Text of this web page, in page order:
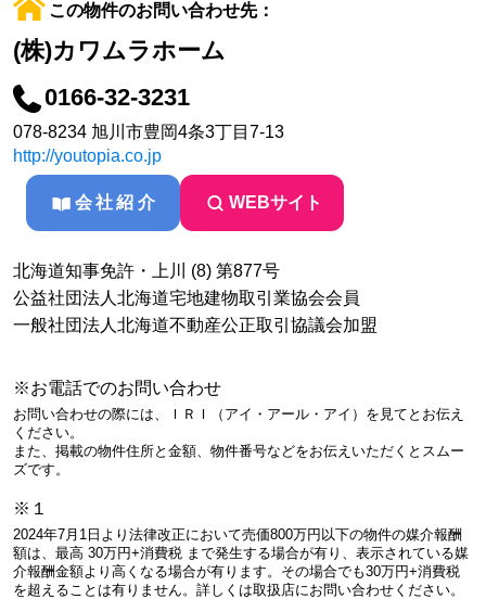
この物件のお問い合わせ先：
(株)カワムラホーム
0166-32-3231
078-8234 旭川市豊岡4条3丁目7-13
http://youtopia.co.jp
会社紹介 WEBサイト
北海道知事免許・上川 (8) 第877号
公益社団法人北海道宅地建物取引業協会会員
一般社団法人北海道不動産公正取引協議会加盟
※お電話でのお問い合わせ
お問い合わせの際には、ＩＲＩ（アイ・アール・アイ）を見てとお伝え
ください。
また、掲載の物件住所と金額、物件番号などをお伝えいただくとスムー
ズです。
※１
2024年7月1日より法律改正において売価800万円以下の物件の媒介報酬
額は、最高 30万円+消費税 まで発生する場合が有り、表示されている媒
介報酬金額より高くなる場合が有ります。その場合でも30万円+消費税
を超えることは有りません。詳しくは取扱店にお問い合わせください。